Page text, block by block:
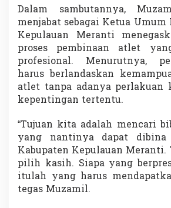
Dalam sambutannya,
menjabat sebagai Ketua Umum
Kepulauan Meranti
proses pembinaan atlet
profesional. Menurutnya,
harus berlandaskan
atlet tanpa adanya perlakuan
kepentingan tertentu.
“Tujuan kita adalah mencari
yang nantinya dapat
Kabupaten Kepulauan Meranti.
pilih kasih. Siapa yang
itulah yang harus
tegas Muzamil.